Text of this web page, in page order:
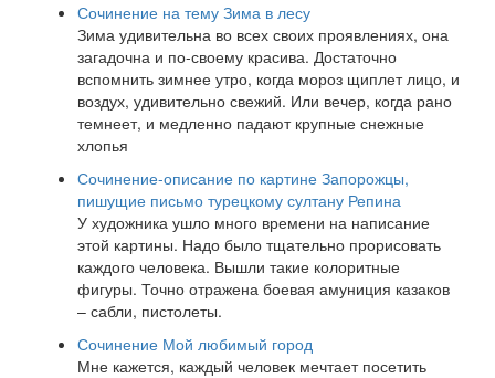
Сочинение на тему Зима в лесу
Зима удивительна во всех своих проявлениях, она
загадочна и по-своему красива. Достаточно
вспомнить зимнее утро, когда мороз щиплет лицо, и
воздух, удивительно свежий. Или вечер, когда рано
темнеет, и медленно падают крупные снежные
хлопья
Сочинение-описание по картине Запорожцы,
пишущие письмо турецкому султану Репина
У художника ушло много времени на написание
этой картины. Надо было тщательно прорисовать
каждого человека. Вышли такие колоритные
фигуры. Точно отражена боевая амуниция казаков
– сабли, пистолеты.
Сочинение Мой любимый город
Мне кажется, каждый человек мечтает посетить